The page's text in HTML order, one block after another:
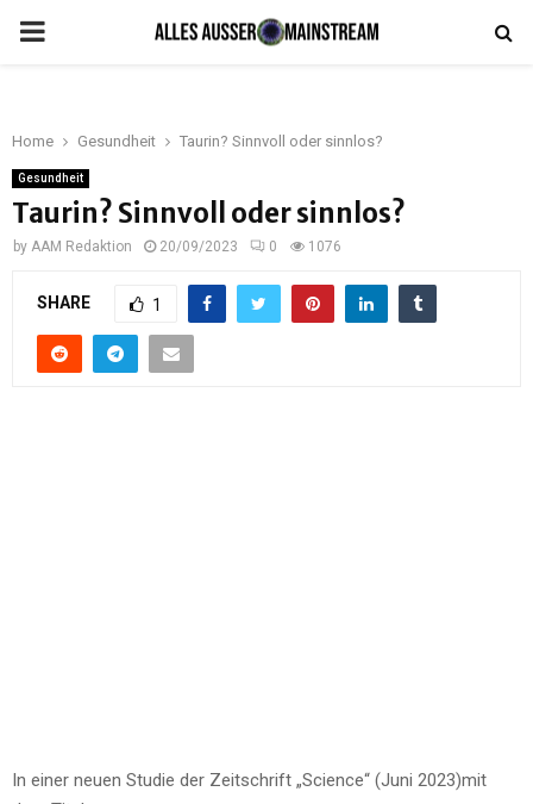
PRIMARY
Home Gesundheit Taurin? Sinnvoll oder sinnlos?
Gesundheit
Taurin? Sinnvoll oder sinnlos?
by AAM Redaktion 20/09/2023 0 1076
SHARE 1
In einer neuen Studie der Zeitschrift „Science“ (Juni 2023)mit